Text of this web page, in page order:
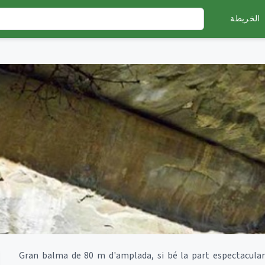
الخريطة
Gran balma de 80 m d'amplada, si bé la part